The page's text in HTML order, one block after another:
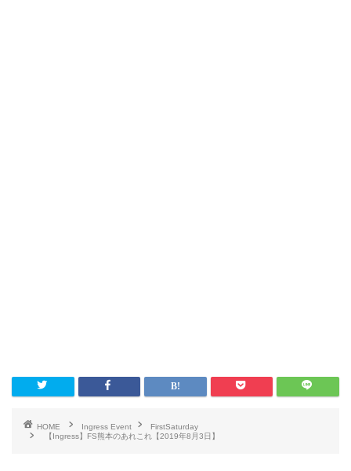
HOME Ingress Event
FirstSaturday
【Ingress】FS熊本のあれこれ【2019年8月3日】